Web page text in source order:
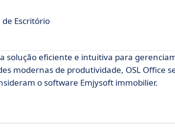
Escritório
solução eficiente e intuitiva para
modernas de produtividade, OSL Office
o software Emjysoft immobilier.